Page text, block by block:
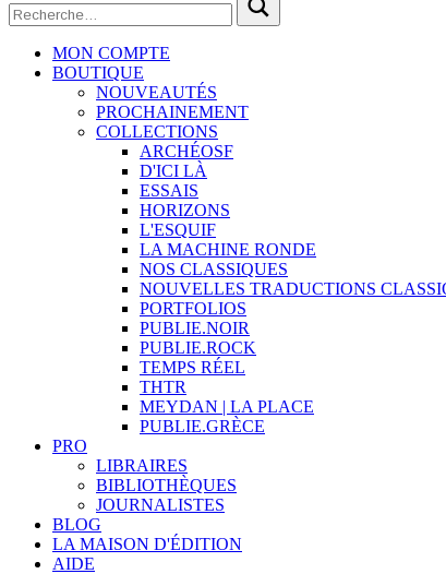
MON COMPTE
BOUTIQUE
NOUVEAUTÉS
PROCHAINEMENT
COLLECTIONS
ARCHÉOSF
D'ICI LÀ
ESSAIS
HORIZONS
L'ESQUIF
LA MACHINE RONDE
NOS CLASSIQUES
NOUVELLES TRADUCTIONS
PORTFOLIOS
PUBLIE.NOIR
PUBLIE.ROCK
TEMPS RÉEL
THTR
MEYDAN | LA PLACE
PUBLIE.GRÈCE
PRO
LIBRAIRES
BIBLIOTHÈQUES
JOURNALISTES
BLOG
LA MAISON D'ÉDITION
AIDE